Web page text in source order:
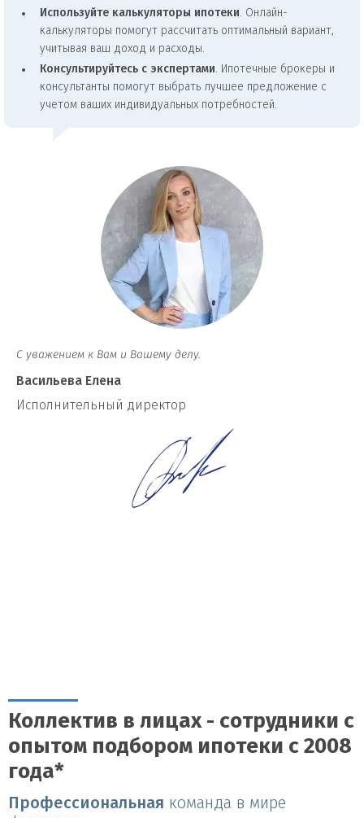
Используйте калькуляторы ипотеки . Онлайн-
калькуляторы помогут рассчитать оптимальный вариант,
учитывая ваш доход и расходы.
Консультируйтесь с экспертами. Ипотечные брокеры и
консультанты помогут выбрать лучшее предложение с
учетом ваших индивидуальных потребностей.
С уважением к Вам и Вашему делу.
Васильева Елена
И сполнительный директор
Коллектив в лицах - сотрудники с
опытом подбором ипотеки с 2008
года*
Профессиональная команда в мире